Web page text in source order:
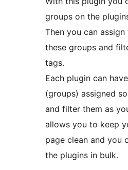
groups on the
Then you can
these groups and
tags.
Each plugin can
(groups) assigned
and filter them as
allows you to keep
page clean and you
the plugins in bulk.